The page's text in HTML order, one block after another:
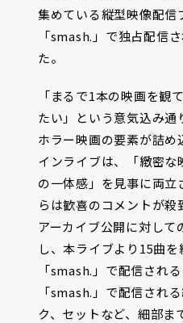
集めている縦型映像配信
「smash.」で独占配信
た。
「まるで1本の映画を観
たい」という意気込み
ホラー映画の要素が詰め
インライブは、「緻密な
の一体感」を見事に両
らは歓喜のコメントが殺
アーカイブ公開に対し
し、本ライブより15曲
「smash.」で配信され
「smash.」で配信され
ク、セットなど、細部ま